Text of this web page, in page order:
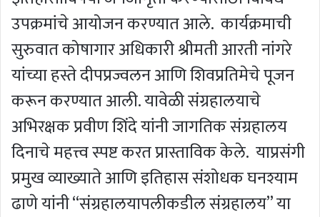
उपक्रमांचे आयोजन करण्यात आले. कार्यक्रमाची
सुरुवात कोषागार अधिकारी श्रीमती आरती नांगरे
यांच्या हस्ते दीपप्रज्वलन आणि शिवप्रतिमेचे पूजन
करून करण्यात आली. यावेळी संग्रहालयाचे
अभिरक्षक प्रवीण शिंदे यांनी जागतिक संग्रहालय
दिनाचे महत्त्व स्पष्ट करत प्रास्ताविक केले. याप्रसंगी
प्रमुख व्याख्याते आणि इतिहास संशोधक घनश्याम
ढाणे यांनी “संग्रहालयापलीकडील संग्रहालय” या